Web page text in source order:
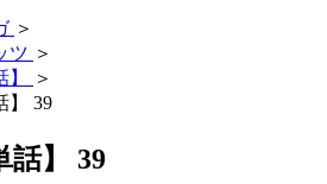
＞
ツ ＞
＞
】 39
話】 39